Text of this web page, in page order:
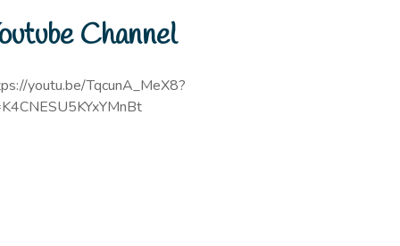
Channel
youtu.be/TqcunA_MeX8?